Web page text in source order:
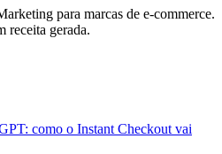
para marcas de e-commerce.
receita gerada.
como o Instant Checkout vai